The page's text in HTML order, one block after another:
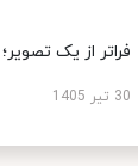
فراتر از یک تصویر؛
30 تیر 1405